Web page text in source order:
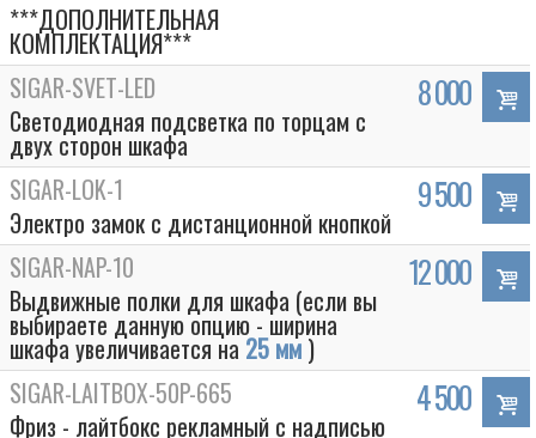
***ДОПОЛНИТЕЛЬНАЯ
КОМПЛЕКТАЦИЯ***
SIGAR-SVET-LED
Светодиодная подсветка по торцам с
двух сторон шкафа
8 000
SIGAR-LOK-1
Электро замок с дистанционной кнопкой
9 500
SIGAR-NAP-10
Выдвижные полки для шкафа (если вы
выбираете данную опцию - ширина
шкафа увеличивается на 25 мм )
12 000
SIGAR-LAITBOX-50P-665
Фриз - лайтбокс рекламный с надписью
4 500